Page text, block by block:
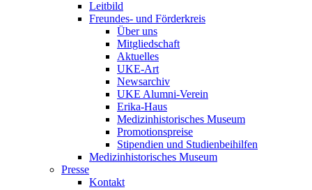
Leitbild
Freundes- und Förderkreis
Über uns
Mitgliedschaft
Aktuelles
UKE-Art
Newsarchiv
UKE Alumni-Verein
Erika-Haus
Medizinhistorisches Museum
Promotionspreise
Stipendien und Studienbeihilfen
Medizinhistorisches Museum
Presse
Kontakt